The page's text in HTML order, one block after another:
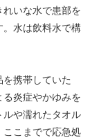
れいな水で患部を
。水は飲料水で構
携帯していた
る炎症やかゆみを
ルや濡れたタオル
ここまでで応急処